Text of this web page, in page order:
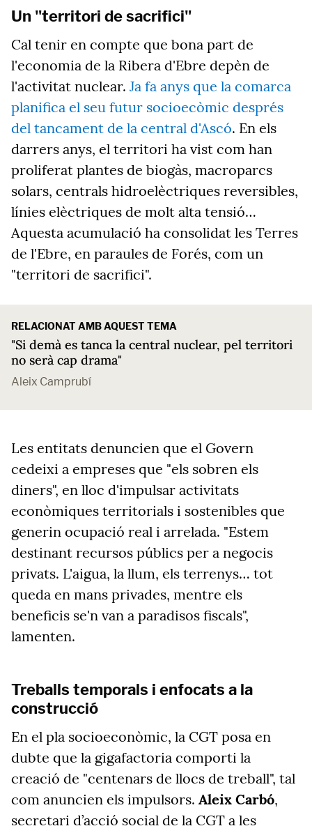
Un "territori de sacrifici"
Cal tenir en compte que bona part de
l'economia de la Ribera d'Ebre depèn de
l'activitat nuclear. Ja fa anys que la comarca
planifica el seu futur socioecòmic després
del tancament de la central d'Ascó. En els
darrers anys, el territori ha vist com han
proliferat plantes de biogàs, macroparcs
solars, centrals hidroelèctriques reversibles,
línies elèctriques de molt alta tensió…
Aquesta acumulació ha consolidat les Terres
de l'Ebre, en paraules de Forés, com un
"territori de sacrifici".
RELACIONAT AMB AQUEST TEMA
"Si demà es tanca la central nuclear, pel territori
no serà cap drama"
Aleix Camprubí
Les entitats denuncien que el Govern
cedeixi a empreses que "els sobren els
diners", en lloc d'impulsar activitats
econòmiques territorials i sostenibles que
generin ocupació real i arrelada. "Estem
destinant recursos públics per a negocis
privats. L'aigua, la llum, els terrenys… tot
queda en mans privades, mentre els
beneficis se'n van a paradisos fiscals",
lamenten.
Treballs temporals i enfocats a la
construcció
En el pla socioeconòmic, la CGT posa en
dubte que la gigafactoria comporti la
creació de "centenars de llocs de treball", tal
com anuncien els impulsors. Aleix Carbó,
secretari d’acció social de la CGT a les